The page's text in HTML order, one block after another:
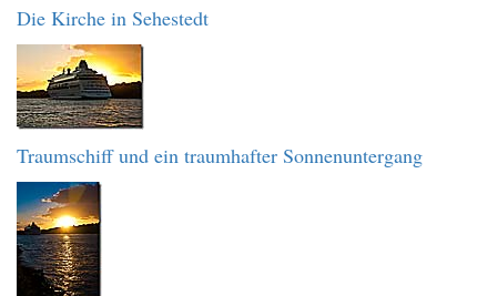
Die Kirche in Sehestedt
Traumschiff und ein traumhafter Sonnenuntergang